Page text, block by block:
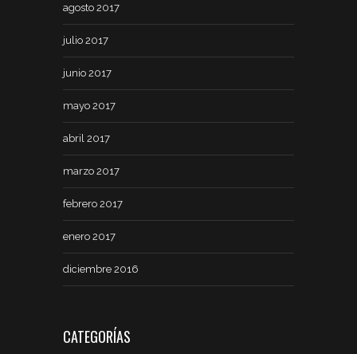
agosto 2017
julio 2017
junio 2017
mayo 2017
abril 2017
marzo 2017
febrero 2017
enero 2017
diciembre 2016
CATEGORÍAS